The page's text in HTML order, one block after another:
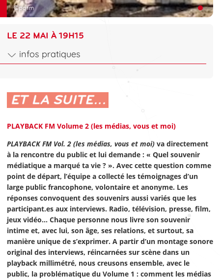
©pqtm
LE 22 MAI À 19H15
infos pratiques
PLAYBACK FM Volume 2 (les médias, vous et moi)
PLAYBACK FM Vol. 2 (les médias, vous et moi) va directement
à la rencontre du public et lui demande : « Quel souvenir
médiatique a marqué ta vie ? ». Avec cette question comme
point de départ, l’équipe a collecté les témoignages d’un
large public francophone, volontaire et anonyme. Les
réponses convoquent des souvenirs aussi variés que les
participant.es aux interviews. Radio, télévision, presse, film,
jeux vidéo… Chaque personne nous livre son souvenir
intime et, avec lui, son âge, ses relations, et surtout, sa
manière unique de s’exprimer. A partir d’un montage sonore
original des interviews, réincarnées sur scène dans un
playback millimétré, nous creusons ensemble, avec le
public, la problématique du Volume 1 : comment les médias